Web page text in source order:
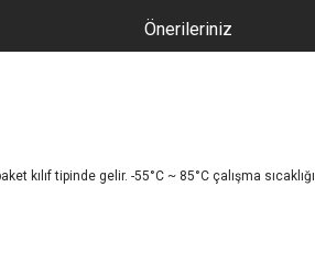
Önerileriniz
kılıf tipinde gelir. -55°C ~ 85°C çalışma sıcaklığı